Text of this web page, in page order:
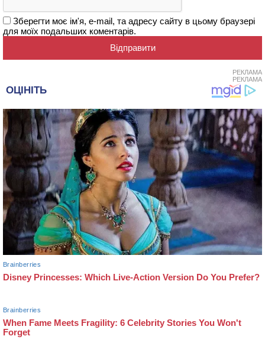
Зберегти моє ім'я, e-mail, та адресу сайту в цьому браузері
для моїх подальших коментарів.
РЕКЛАМА
РЕКЛАМА